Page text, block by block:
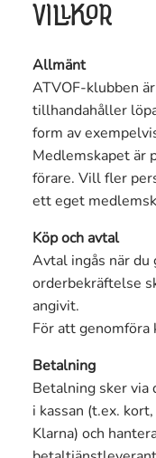
VILLKOR
Allmänt
ATVOF-klubben
tillhandahåller
form av
Medlemskapet är
förare. Vill fler
ett eget
Köp och avtal
Avtal ingås när du
orderbekräftelse
angivit.
För att genomföra
Betalning
Betalning sker via
i kassan (t.ex.
Klarna) och